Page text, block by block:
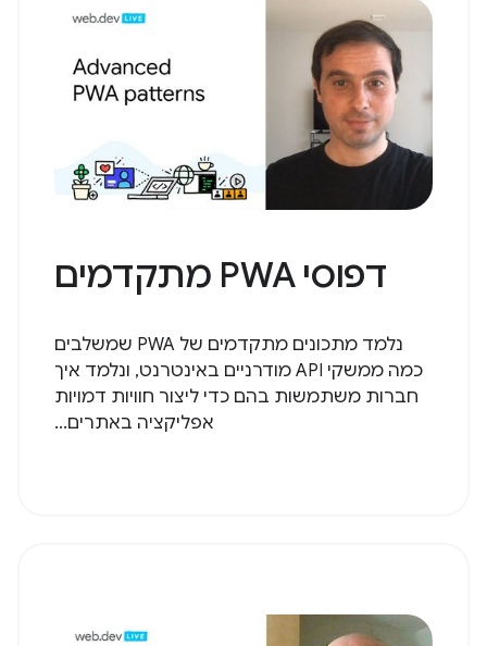
דפוסי PWA מתקדמים
נלמד מתכונים מתקדמים של PWA שמשלבים
כמה ממשקי API מודרניים באינטרנט, ונלמד איך
חברות משתמשות בהם כדי ליצור חוויות דמויות
אפליקציה באתרים...